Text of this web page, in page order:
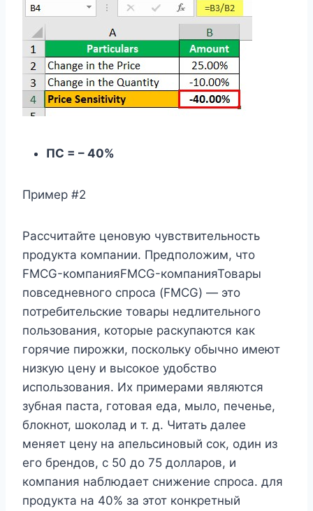
ПС = – 40%
Пример #2
Рассчитайте ценовую чувствительность
продукта компании. Предположим, что
FMCG-компанияFMCG-компанияТовары
повседневного спроса (FMCG) — это
потребительские товары недлительного
пользования, которые раскупаются как
горячие пирожки, поскольку обычно имеют
низкую цену и высокое удобство
использования. Их примерами являются
зубная паста, готовая еда, мыло, печенье,
блокнот, шоколад и т. д. Читать далее
меняет цену на апельсиновый сок, один из
его брендов, с 50 до 75 долларов, и
компания наблюдает снижение спроса. для
продукта на 40% за этот конкретный